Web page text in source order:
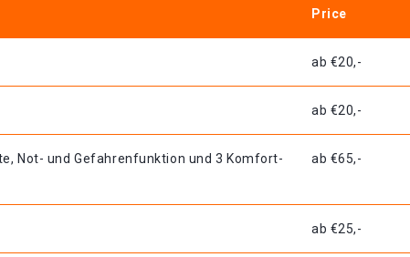
Price
ab €20,-
ab €20,-
Not- und Gefahrenfunktion und 3 Komfort-
ab €65,-
ab €25,-